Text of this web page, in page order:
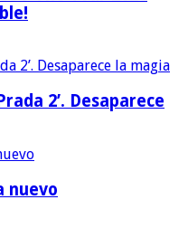
2’. Desaparece
nuevo